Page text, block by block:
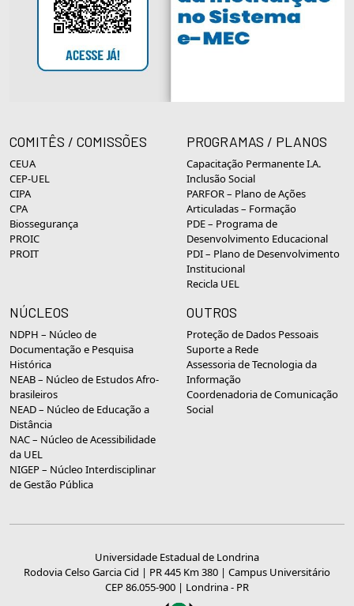
COMITÊS / COMISSÕES
CEUA
CEP-UEL
CIPA
CPA
Biossegurança
PROIC
PROIT
PROGRAMAS / PLANOS
Capacitação Permanente I.A.
Inclusão Social
PARFOR – Plano de Ações
Articuladas – Formação
PDE – Programa de
Desenvolvimento Educacional
PDI – Plano de Desenvolvimento
Institucional
Recicla UEL
NÚCLEOS
NDPH – Núcleo de
Documentação e Pesquisa
Histórica
NEAB – Núcleo de Estudos Afro-
brasileiros
NEAD – Núcleo de Educação a
Distância
NAC – Núcleo de Acessibilidade
da UEL
NIGEP – Núcleo Interdisciplinar
de Gestão Pública
OUTROS
Proteção de Dados Pessoais
Suporte a Rede
Assessoria de Tecnologia da
Informação
Coordenadoria de Comunicação
Social
Universidade Estadual de Londrina
Rodovia Celso Garcia Cid | PR 445 Km 380 | Campus Universitário
CEP 86.055-900 | Londrina - PR